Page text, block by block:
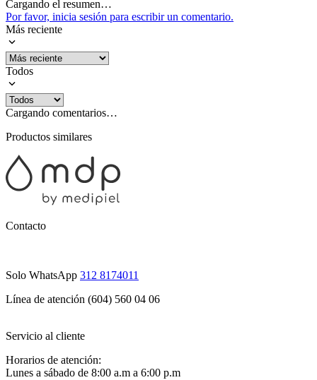
Cargando el resumen…
Por favor, inicia sesión para escribir un comentario.
Más reciente
Todos
Cargando comentarios…
Productos similares
Contacto
Solo WhatsApp 312 8174011
Línea de atención (604) 560 04 06
Servicio al cliente
Horarios de atención:
Lunes a sábado de 8:00 a.m a 6:00 p.m